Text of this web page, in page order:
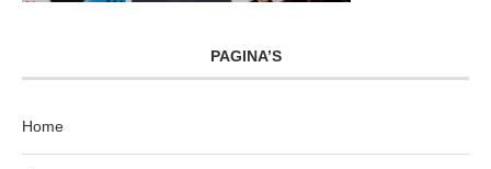
PAGINA’S
Home